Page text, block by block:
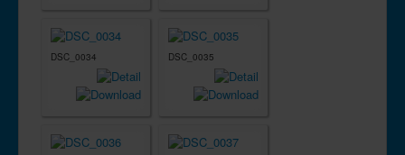
DSC_0034 DSC_0035